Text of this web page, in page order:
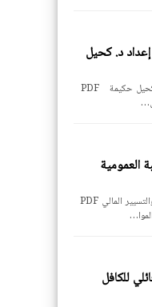
د. كحيل
العمومية
للكافل